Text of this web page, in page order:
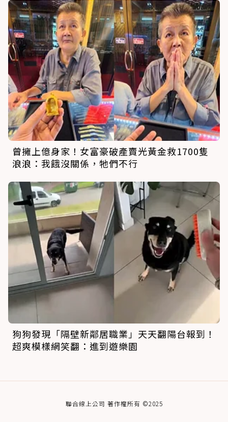
曾擁上億身家！女富豪破產賣光黃金救1700隻
浪浪：我餓沒關係，牠們不行
狗狗發現「隔壁新鄰居職業」天天翻陽台報到！
超爽模樣網笑翻：進到遊樂園
聯合線上公司 著作權所有 ©2025